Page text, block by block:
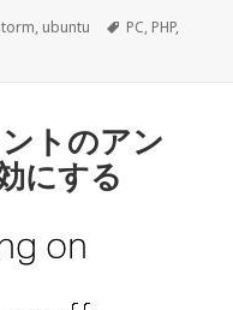
, ubuntu
タ
PC, PHP,
で Viewファイル編集で補完を
トのアン
にする